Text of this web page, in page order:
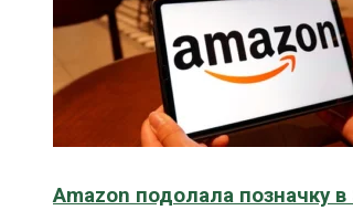
Amazon подолала позначку в